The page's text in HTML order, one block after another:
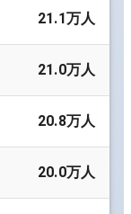
21.1万人
21.0万人
20.8万人
20.0万人